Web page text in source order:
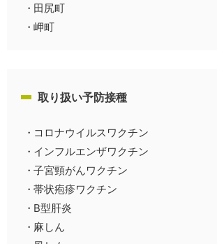
田尻町
岬町
取り扱い予防接種
コロナウイルスワクチン
インフルエンザワクチン
子宮頸がんワクチン
帯状疱疹ワクチン
B型肝炎
麻しん